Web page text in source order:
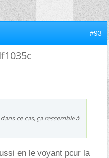
#93
ce cas, ça ressemble à
en le voyant pour la